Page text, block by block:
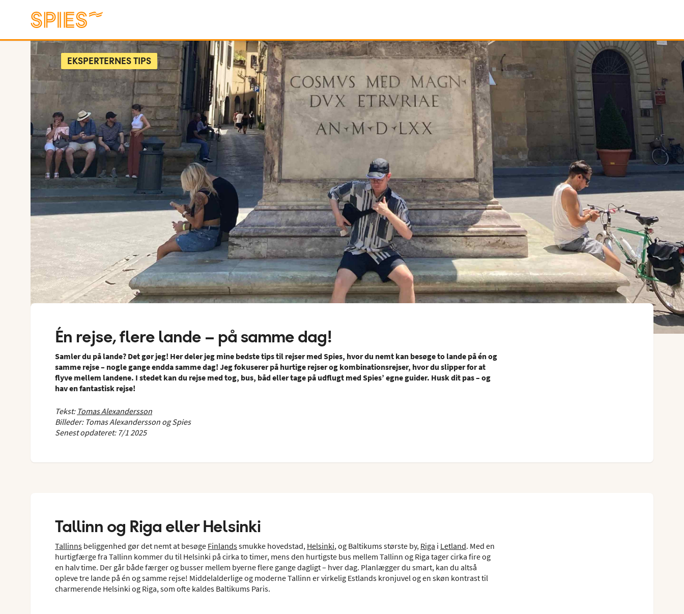
EKSPERTERNES TIPS
Én rejse, flere lande – på samme dag!
Samler du på lande? Det gør jeg! Her deler jeg mine bedste tips til rejser med Spies, hvor du nemt kan besøge to lande på én og
samme rejse – nogle gange endda samme dag! Jeg fokuserer på hurtige rejser og kombinationsrejser, hvor du slipper for at
flyve mellem landene. I stedet kan du rejse med tog, bus, båd eller tage på udflugt med Spies’ egne guider. Husk dit pas – og
hav en fantastisk rejse!
Tekst: Tomas Alexandersson
Billeder: Tomas Alexandersson og Spies
Senest opdateret: 7/1 2025
Tallinn og Riga eller Helsinki
Tallinns beliggenhed gør det nemt at besøge Finlandssmukke hovedstad, Helsinki, og Baltikums største by, Riga i Letland. Med en
hurtigfærge fra Tallinn kommer du til Helsinki på cirka to timer, mens den hurtigste bus mellem Tallinn og Riga tager cirka fire og
en halv time. Der går både færger og busser mellem byerne flere gange dagligt – hver dag. Planlægger du smart, kan du altså
opleve tre lande på én og samme rejse! Middelalderlige og moderne Tallinn er virkelig Estlands kronjuvel og en skøn kontrast til
charmerende Helsinki og Riga, som ofte kaldes Baltikums Paris.